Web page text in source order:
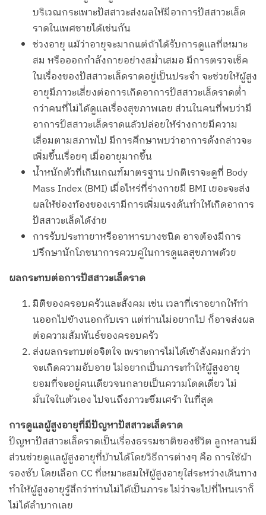
บริเวณกระเพาะปัสสาวะส่งผลให้มีอาการปัสสาวะเล็ด
ราดในเพศชายได้เช่นกัน
ช่วงอายุ แม้ว่าอายุจะมากแต่ถ้าได้รับการดูแลที่เหมาะ
สม หรือออกกำลังกายอย่างสม่ำเสมอ มีการตรวจเช็ค
ในเรื่องของปัสสาวะเล็ดราดอยู่เป็นประจำ จะช่วยให้ผู้สูง
อายุมีภาวะเสี่ยงต่อการเกิดอาการปัสสาวะเล็ดราดต่ำ
กว่าคนที่ไม่ได้ดูแลเรื่องสุขภาพเลย ส่วนในคนที่พบว่ามี
อาการปัสสาวะเล็ดราดแล้วปล่อยให้ร่างกายมีความ
เสื่อมตามสภาพไป มีการศึกษาพบว่าอาการดังกล่าวจะ
เพิ่มขึ้นเรื่อยๆ เมื่ออายุมากขึ้น
น้ำหนักตัวที่เกินเกณฑ์มาตรฐาน ปกติเราจะดูที่ Body
Mass Index (BMI) เมื่อไหร่ที่ร่างกายมี BMI เยอะจะส่ง
ผลให้ช่องท้องของเรามีการเพิ่มแรงดันทำให้เกิดอาการ
ปัสสาวะเล็ดได้ง่าย
การรับประทายาหรืออาหารบางชนิด อาจต้องมีการ
ปรึกษานักโภชนาการควบคู่ในการดูแลสุขภาพด้วย
ผลกระทบต่อการปัสสาวะเล็ดราด
มิติของครอบครัวและสังคม เช่น เวลาที่เราอยากให้ท่า
นออกไปข้างนอกกับเรา แต่ท่านไม่อยากไป ก็อาจส่งผล
ต่อความสัมพันธ์ของครอบครัว
ส่งผลกระทบต่อจิตใจ เพราะการไม่ได้เข้าสังคมกลัวว่า
จะเกิดความอับอาย ไม่อยากเป็นภาระทำให้ผู้สูงอายุ
ยอมที่จะอยู่คนเดียวจนกลายเป็นความโดดเดี่ยว ไม่
มั่นใจในตัวเอง ไปจนถึงภาวะซึมเศร้า ในที่สุด
การดูแลผู้สูงอายุที่มีปัญหาปัสสาวะเล็ดราด
ปัญหาปัสสาวะเล็ดราดเป็นเรื่องธรรมชาติของชีวิต ลูกหลานมี
ส่วนช่วยดูแลผู้สูงอายุที่บ้านได้โดยวิธีการต่างๆ คือ การใช้ผ้า
รองซับ โดยเลือก CC ที่เหมาะสมให้ผู้สูงอายุใส่ระหว่างเดินทาง
ทำให้ผู้สูงอายุรู้สึกว่าท่านไม่ได้เป็นภาระ ไม่ว่าจะไปที่ไหนเราก็
ไม่ได้ลำบากเลย